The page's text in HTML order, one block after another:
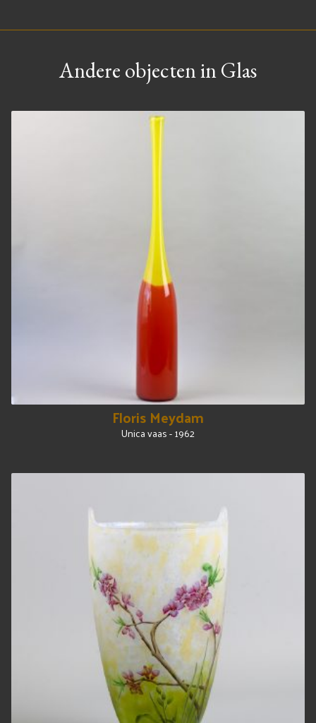
Andere objecten in Glas
Floris Meydam
Unica vaas - 1962